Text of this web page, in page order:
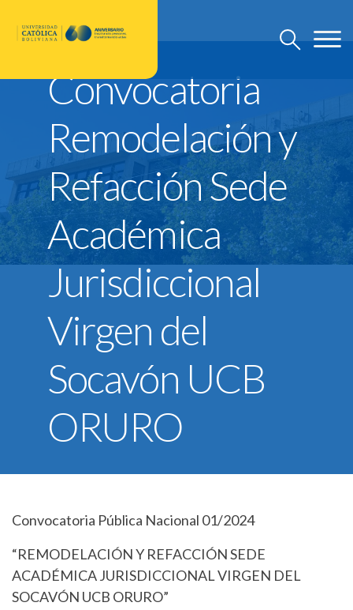
Discursos Rector Nacional
Grado
Post Grado
Investigación
Departamento de Pastoral
U.C.B. Internacional
Reglamentos
U.C.B. Workspace
SIIAN
Biblioteca U.C.B.
Himno U.C.B.
ONRES U.C.B.
Convocatoria
Remodelación y
Refacción Sede
Académica
Jurisdiccional
Virgen del
Socavón UCB
ORURO
Convocatoria Pública Nacional 01/2024
“REMODELACIÓN Y REFACCIÓN SEDE
ACADÉMICA JURISDICCIONAL VIRGEN DEL
SOCAVÓN UCB ORURO”